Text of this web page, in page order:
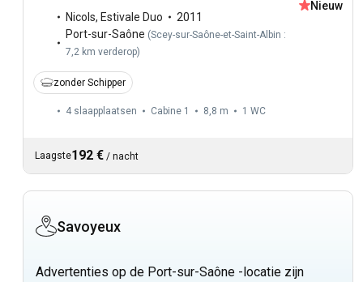
Nicols, Estivale Duo
2011
Port-sur-Saône (Scey-sur-Saône-et-Saint-Albin :
7,2 km verderop)
Nieuw
zonder Schipper
4 slaapplaatsen Cabine 1 8,8 m 1 WC
Laagste192 € / nacht
Savoyeux
Advertenties op de Port-sur-Saône -locatie zijn